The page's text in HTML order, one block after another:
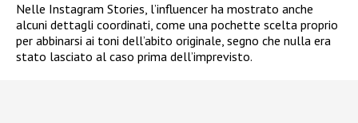
Nelle Instagram Stories, l’influencer ha mostrato anche
alcuni dettagli coordinati, come una pochette scelta proprio
per abbinarsi ai toni dell’abito originale, segno che nulla era
stato lasciato al caso prima dell’imprevisto.